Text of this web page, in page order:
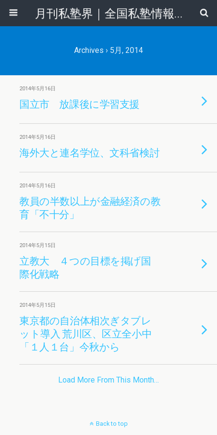
月刊私塾界｜全国私塾情報センター
Archives › 5月, 2014
2014年5月16日
国立市 放課後に学習支援
2014年5月16日
海外大と連名学位、文科省検討
2014年5月16日
教員の半数以上が金融経済の教
育「不十分」
2014年5月15日
立教大 ４つの目標を掲げ国
際化戦略
2014年5月15日
東京都の自治体相次ぎタブレ
ット導入 荒川区、区立全小中
「１人１台」今秋から
Load More From This Month…
Back to top